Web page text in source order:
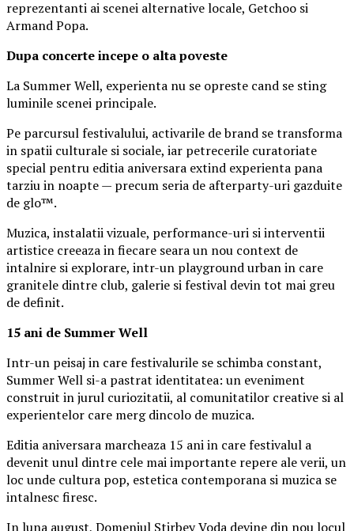
reprezentanti ai scenei alternative locale, Getchoo si
Armand Popa.
Dupa concerte incepe o alta poveste
La Summer Well, experienta nu se opreste cand se sting
luminile scenei principale.
Pe parcursul festivalului, activarile de brand se transforma
in spatii culturale si sociale, iar petrecerile curatoriate
special pentru editia aniversara extind experienta pana
tarziu in noapte — precum seria de afterparty-uri gazduite
de glo™.
Muzica, instalatii vizuale, performance-uri si interventii
artistice creeaza in fiecare seara un nou context de
intalnire si explorare, intr-un playground urban in care
granitele dintre club, galerie si festival devin tot mai greu
de definit.
15 ani de Summer Well
Intr-un peisaj in care festivalurile se schimba constant,
Summer Well si-a pastrat identitatea: un eveniment
construit in jurul curiozitatii, al comunitatilor creative si al
experientelor care merg dincolo de muzica.
Editia aniversara marcheaza 15 ani in care festivalul a
devenit unul dintre cele mai importante repere ale verii, un
loc unde cultura pop, estetica contemporana si muzica se
intalnesc firesc.
In luna august, Domeniul Stirbey Voda devine din nou locul